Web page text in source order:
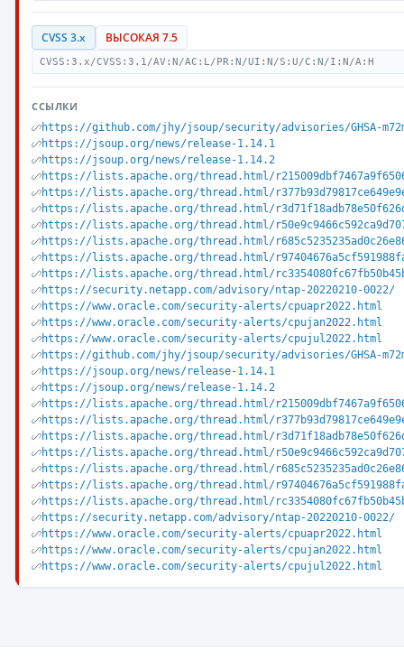
CVSS 3.x ВЫСОКАЯ 7.5
CVSS:3.x/CVSS:3.1/AV:N/AC:L/PR:N/UI:N/S:U/C:N/I:N/A:H
ССЫЛКИ
https://github.com/jhy/jsoup/security/advisories/GHSA-
https://jsoup.org/news/release-1.14.1
https://jsoup.org/news/release-1.14.2
https://lists.apache.org/thread.html/
https://lists.apache.org/thread.html/
https://lists.apache.org/thread.html/
https://lists.apache.org/thread.html/
https://lists.apache.org/thread.html/
https://lists.apache.org/thread.html/
https://lists.apache.org/thread.html/
https://security.netapp.com/advisory/ntap-20220210-0022/
https://www.oracle.com/security-alerts/cpuapr2022.html
https://www.oracle.com/security-alerts/cpujan2022.html
https://www.oracle.com/security-alerts/cpujul2022.html
https://github.com/jhy/jsoup/security/advisories/GHSA-
https://jsoup.org/news/release-1.14.1
https://jsoup.org/news/release-1.14.2
https://lists.apache.org/thread.html/
https://lists.apache.org/thread.html/
https://lists.apache.org/thread.html/
https://lists.apache.org/thread.html/
https://lists.apache.org/thread.html/
https://lists.apache.org/thread.html/
https://lists.apache.org/thread.html/
https://security.netapp.com/advisory/ntap-20220210-0022/
https://www.oracle.com/security-alerts/cpuapr2022.html
https://www.oracle.com/security-alerts/cpujan2022.html
https://www.oracle.com/security-alerts/cpujul2022.html